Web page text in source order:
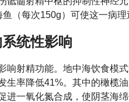
（每次150g）可使这一病理
统性影响
响射精功能。地中海饮食模
生率降低41%。其中的橄榄
进一氧化氮合成，使阴茎海